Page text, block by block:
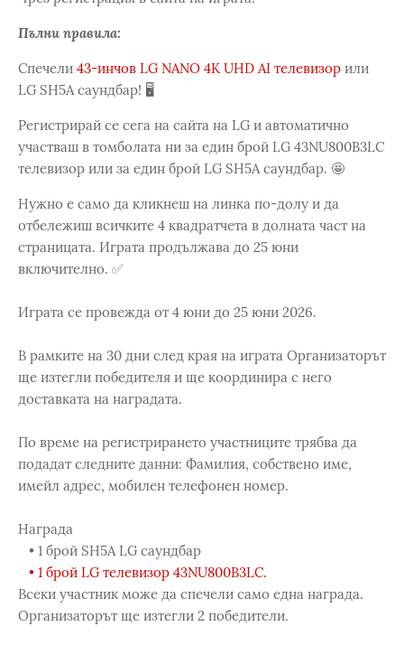
Пълни правила:
Спечели 43-инчов LG NANO 4K UHD AI телевизор или
LG SH5A саундбар! 🖥️
Регистрирай се сега на сайта на LG и автоматично
участваш в томболата ни за един брой LG 43NU800B3LC
телевизор или за един брой LG SH5A саундбар. 🤩
Нужно е само да кликнеш на линка по-долу и да
отбележиш всичките 4 квадратчета в долната част на
страницата. Играта продължава до 25 юни
включително. ✅
Играта се провежда от 4 юни до 25 юни 2026.
В рамките на 30 дни след края на играта Организаторът
ще изтегли победителя и ще координира с него
доставката на наградата.
По време на регистрирането участниците трябва да
подадат следните данни: Фамилия, собствено име,
имейл адрес, мобилен телефонен номер.
Награда
• 1 брой SH5А LG саундбар
• 1 брой LG телевизор 43NU800B3LC.
Всеки участник може да спечели само една награда.
Организаторът ще изтегли 2 победители.